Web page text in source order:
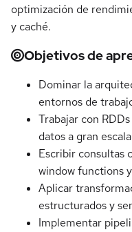
optimización de
y caché.
Objetivos de
Dominar la
entornos de
Trabajar con
datos a gran
Escribir consultas
window functions
Aplicar
estructurados y
Implementar